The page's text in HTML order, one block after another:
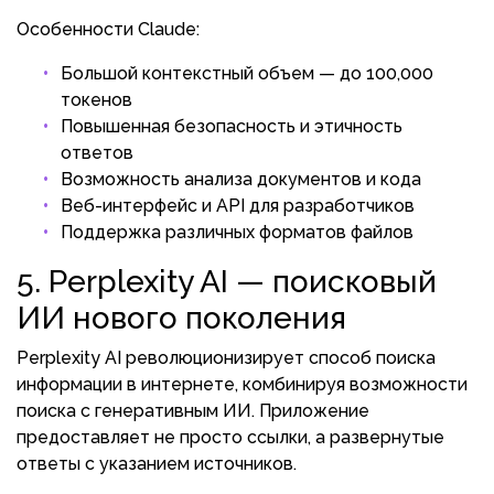
Особенности Claude:
Большой контекстный объем — до 100,000
токенов
Повышенная безопасность и этичность
ответов
Возможность анализа документов и кода
Веб-интерфейс и API для разработчиков
Поддержка различных форматов файлов
5. Perplexity AI — поисковый
ИИ нового поколения
Perplexity AI революционизирует способ поиска
информации в интернете, комбинируя возможности
поиска с генеративным ИИ. Приложение
предоставляет не просто ссылки, а развернутые
ответы с указанием источников.